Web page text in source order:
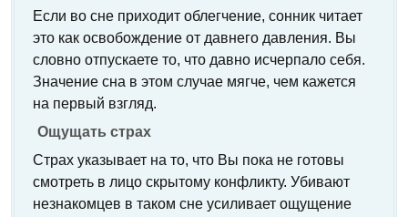
Если во сне приходит облегчение, сонник читает
это как освобождение от давнего давления. Вы
словно отпускаете то, что давно исчерпало себя.
Значение сна в этом случае мягче, чем кажется
на первый взгляд.
Ощущать страх
Страх указывает на то, что Вы пока не готовы
смотреть в лицо скрытому конфликту. Убивают
незнакомцев в таком сне усиливает ощущение